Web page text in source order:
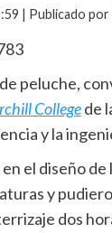
| Publicado por
peluche,
Collegede
y la
el diseño
y
dos